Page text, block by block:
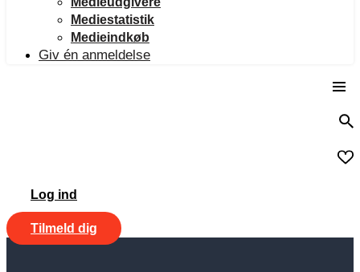
Mediestatistik
Medieindkøb
Giv én anmeldelse
Log ind
Tilmeld dig